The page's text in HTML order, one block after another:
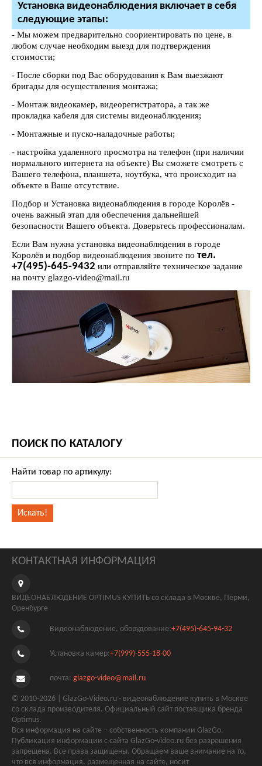
Установка видеонаблюдения включает в себя
следующие этапы:
- Мы можем предварительно соориентировать по цене, в
любом случае необходим выезд для подтверждения
стоимости;
- После сборки под Вас оборудования к Вам выезжают
бригады для осуществления монтажа;
- Монтаж видеокамер, видеорегистратора, а так же
прокладка кабеля для системы видеонаблюдения;
- Монтажные и пуско-наладочные работы;
- настройка удаленного просмотра на телефон (при наличии
нормального интернета на объекте) Вы сможете смотреть с
Вашего телефона, планшета, ноутбука, что происходит на
объекте в Ваше отсутствие.
Подбор и Установка видеонаблюдения в городе Королёв -
очень важный этап для обеспечения дальнейшей
безопасности Вашего объекта. Доверьтесь профессионалам.
Если Вам нужна установка видеонаблюдения в городе
Королёв и подбор видеонаблюдения звоните по тел.
+7(495)-645-9432 или отправляйте техническое задание
на почту glazgo-video@mail.ru
ПОИСК ПО КАТАЛОГУ
Найти товар по артикулу:
КОНТАКТНАЯ ИНФОРМАЦИЯ
ВИДЕОНАБЛЮДЕНИЕ OPTIMUS КУПИТЬ со склада в Москве, Перми,
Оренбурге
Видеонаблюдение, оборудование:+7(495)-645-94-32
Установка камер:+7(999)-555-18-00
почта: glazgo-video@mail.ru
© 2010-2026 | GlazGo-Video.ru - видеонаблюдение купить в Москве
со склада производителя. Официальный сайт поставщика бренда
Optimus.
Вся информация на сайте – собственность компании GlazGo.
Публикация информации с сайта GlazGo-video.ru без разрешения
запрещена. Все права защищены. Обращаем ваше внимание на то,
что вся информация, размещенная на сайте, носит